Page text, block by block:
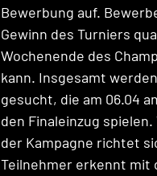
Bewerbung auf.
Gewinn des Turniers
Wochenende des
kann. Insgesamt
gesucht, die am 06.04
den Finaleinzug
der Kampagne richtet
Teilnehmer erkennt mit